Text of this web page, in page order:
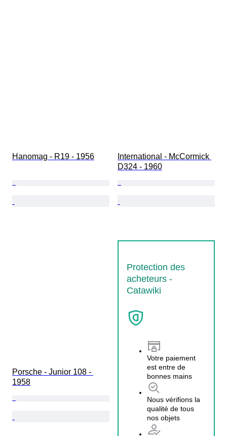
Hanomag - R19 - 1956
International - McCormick
D324 - 1960
Porsche - Junior 108 -
1958
Protection des
acheteurs -
Catawiki
Votre paiement
est entre de
bonnes mains
Nous vérifions la
qualité de tous
nos objets